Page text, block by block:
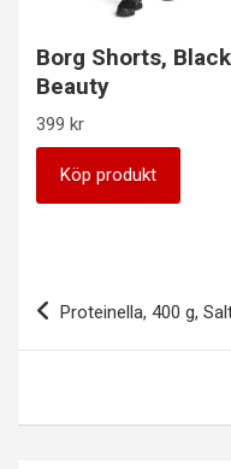
Borg Shorts, Black
Beauty
399 kr
Köp produkt
Proteinella, 400 g,